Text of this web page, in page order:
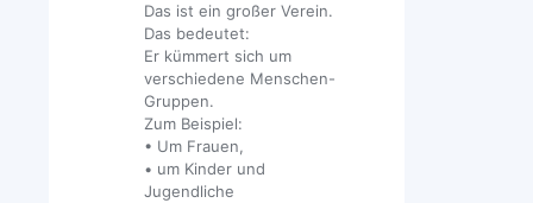
Das ist ein großer Verein.
Das bedeutet:
Er kümmert sich um
verschiedene Menschen-
Gruppen.
Zum Beispiel:
• Um Frauen,
• um Kinder und
Jugendliche